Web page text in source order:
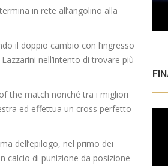
in rete all’angolino alla
il doppio cambio con l’ingresso
nell’intento di trovare più
the match nonché tra i migliori
ed effettua un cross perfetto
dell’epilogo, nel primo dei
calcio di punizione da posizione